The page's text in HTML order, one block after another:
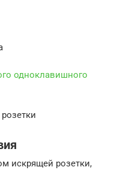
одноклавишного
искрящей розетки,